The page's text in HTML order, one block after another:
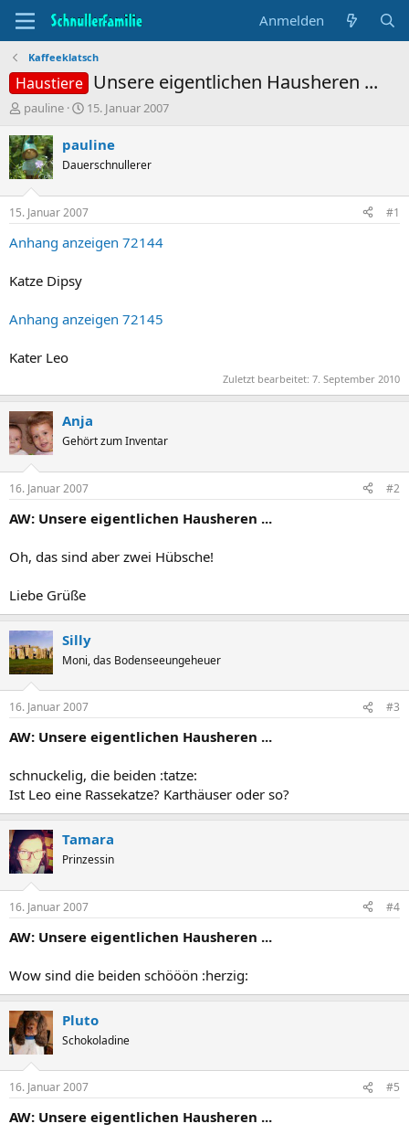
Anmelden
Kaffeeklatsch
Haustiere Unsere eigentlichen Hausheren ...
T
e
m
e
n
t
a
e
pauline
B
g
n
d
a
t
15. Januar 2007
pauline
Dauerschnullerer
15. Januar 2007 #1
Anhang anzeigen 72144
Katze Dipsy
Anhang anzeigen 72145
Kater Leo
Zuletzt bearbeitet: 7. September 2010
Anja
Gehört zum Inventar
16. Januar 2007 #2
AW: Unsere eigentlichen Hausheren ...
Oh, das sind aber zwei Hübsche!
Liebe Grüße
Silly
Moni, das Bodenseeungeheuer
16. Januar 2007 #3
AW: Unsere eigentlichen Hausheren ...
schnuckelig, die beiden :tatze:
Ist Leo eine Rassekatze? Karthäuser oder so?
Tamara
Prinzessin
16. Januar 2007 #4
AW: Unsere eigentlichen Hausheren ...
Wow sind die beiden schööön :herzig:
Pluto
Schokoladine
16. Januar 2007 #5
AW: Unsere eigentlichen Hausheren ...